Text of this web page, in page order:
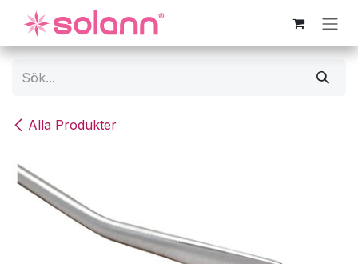
Hoppa till innehåll
Alla Produkter